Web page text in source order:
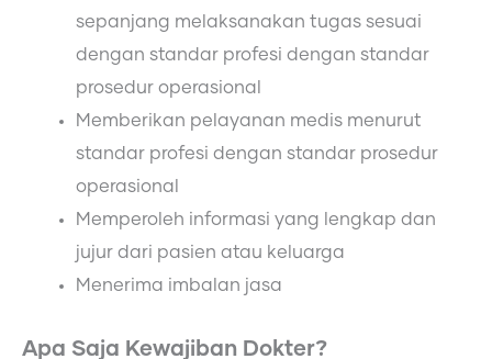
sepanjang melaksanakan tugas sesuai
dengan standar profesi dengan standar
prosedur operasional
Memberikan pelayanan medis menurut
standar profesi dengan standar prosedur
operasional
Memperoleh informasi yang lengkap dan
jujur dari pasien atau keluarga
Menerima imbalan jasa
Apa Saja Kewajiban Dokter?